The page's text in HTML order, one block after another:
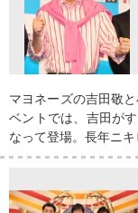
マヨネーズの吉田敬
ベントでは、吉田が
なって登場。長年ニキ